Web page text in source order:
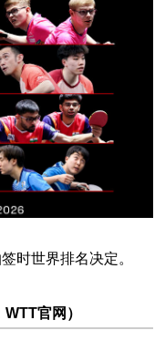
世界排名决定。
官网）